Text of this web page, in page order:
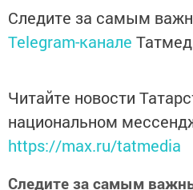
Следите за самым
Telegram-канале
Читайте новости
национальном
https://max.ru/tatmedia
Следите за самым